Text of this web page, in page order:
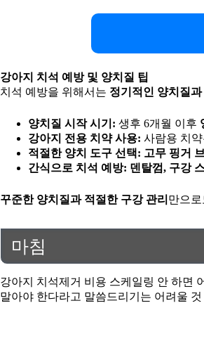
강아지 치석 예방 및 양치질 팁
치석 예방을 위해서는 정기적인 양치질
양치질 시작 시기: 생후 6개월 이후
강아지 전용 치약 사용: 사람용 치
적절한 양치 도구 선택: 고무 핑거
간식으로 치석 예방: 덴탈껌, 구강
꾸준한 양치질과 적절한 구강 관리 만으
마침
강아지 치석제거 비용 스케일링 안 하면
말아야 한다라고 말씀드리기는 어려울